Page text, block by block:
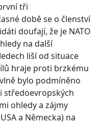
tři
době se o členství
doufají, že je NATO
na další
liší od situace
hraje proti brzkému
bylo podmíněno
středoevropských
ohledy a zájmy
a Německa) na